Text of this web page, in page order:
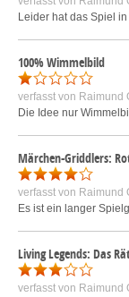
Leider hat das Spiel
100% Wimmelbild
verfasst von Raimund
Die Idee nur
Märchen-Griddlers:
verfasst von Raimund
Es ist ein langer
Living Legends: Das
verfasst von Raimund